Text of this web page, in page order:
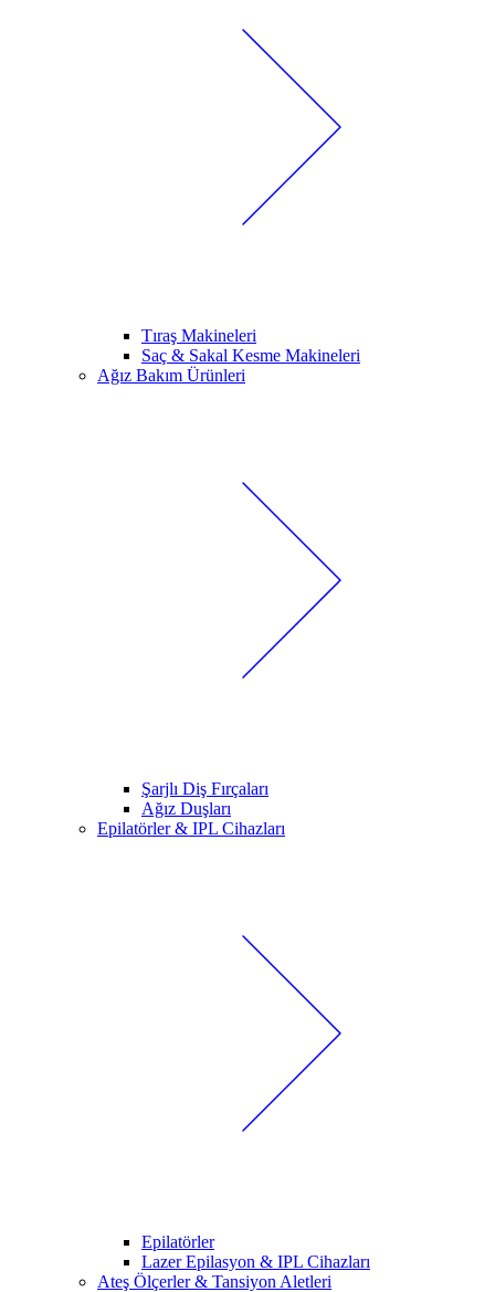
Tıraş Makineleri
Saç & Sakal Kesme Makineleri
Ağız Bakım Ürünleri
Şarjlı Diş Fırçaları
Ağız Duşları
Epilatörler & IPL Cihazları
Epilatörler
Lazer Epilasyon & IPL Cihazları
Ateş Ölçerler & Tansiyon Aletleri